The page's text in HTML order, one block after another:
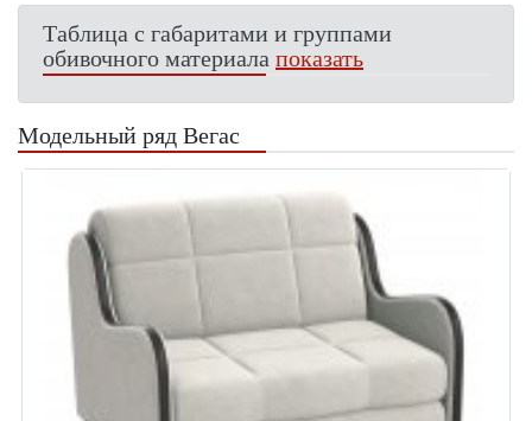
Таблица с габаритами и группами
обивочного материалапоказать
Модельный ряд Вегас